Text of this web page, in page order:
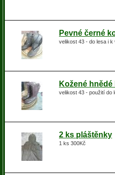
Pevné černé
velikost 43 - do lesa i k
Kožené
velikost 43 - použití do
2 ks pláštěnky
1 ks 300Kč